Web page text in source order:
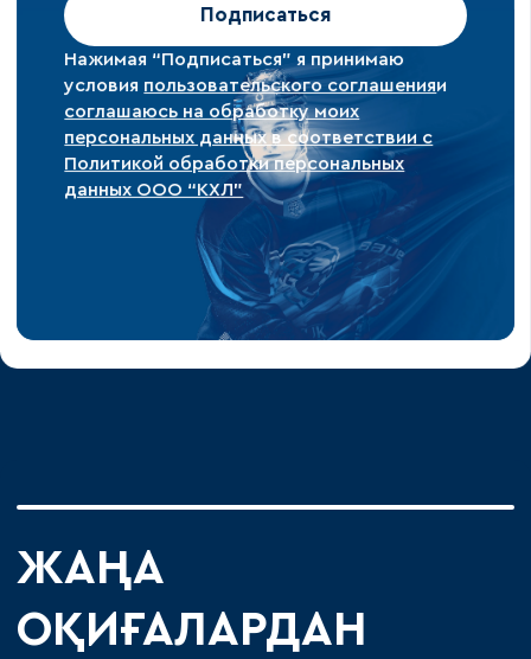
Подписаться
Нажимая “Подписаться” я принимаю
условия пользовательского соглашенияи
соглашаюсь на обработку моих
персональных данных в соответствии с
Политикой обработки персональных
данных ООО “КХЛ”
ЖАҢА
ОҚИҒАЛАРДАН